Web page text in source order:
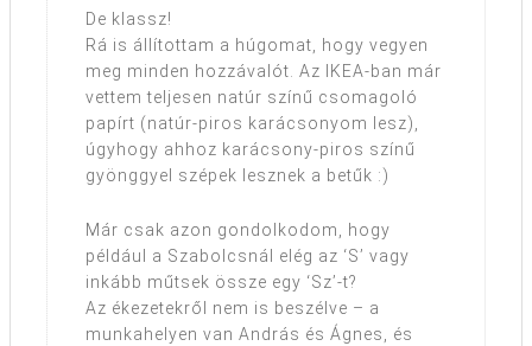
De klassz!
Rá is állítottam a húgomat, hogy vegyen
meg minden hozzávalót. Az IKEA-ban már
vettem teljesen natúr színű csomagoló
papírt (natúr-piros karácsonyom lesz),
úgyhogy ahhoz karácsony-piros színű
gyönggyel szépek lesznek a betűk :)
Már csak azon gondolkodom, hogy
például a Szabolcsnál elég az ‘S’ vagy
inkább műtsek össze egy ‘Sz’-t?
Az ékezetekről nem is beszélve – a
munkahelyen van András és Ágnes, és